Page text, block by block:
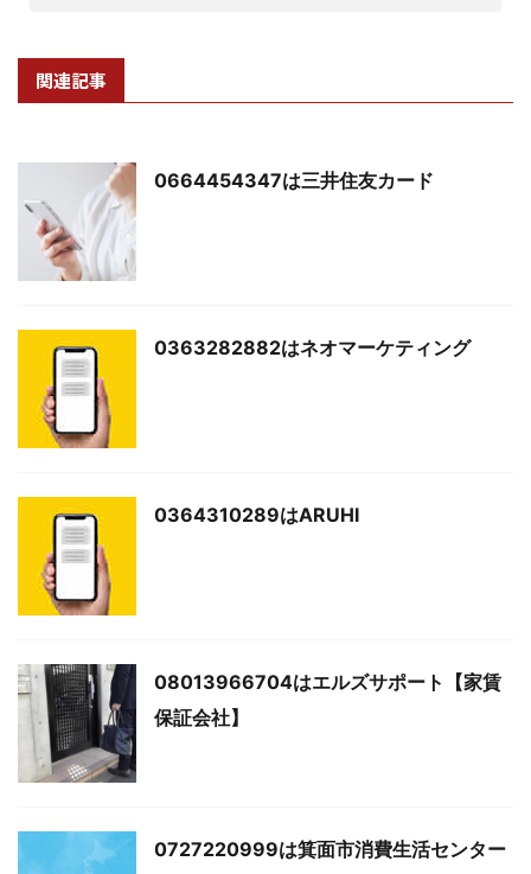
関連記事
0664454347は三井住友カード
0363282882はネオマーケティング
0364310289はARUHI
08013966704はエルズサポート【家賃
保証会社】
0727220999は箕面市消費生活センター